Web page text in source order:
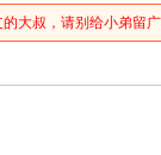
的大叔，请别给小弟留